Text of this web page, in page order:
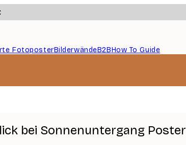
FotoposterBilderwändeB2BHow To Guide
bei Sonnenuntergang Poster